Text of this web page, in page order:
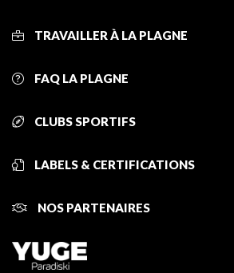
TRAVAILLER À LA PLAGNE
FAQ LA PLAGNE
CLUBS SPORTIFS
LABELS & CERTIFICATIONS
NOS PARTENAIRES